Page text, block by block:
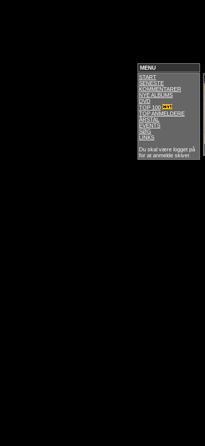
MENU
START
SENESTE
KOMMENTARER
NYE ALBUMS
DVD
TOP 100
TOP ANMELDERE
ÅRSTAL
EVENTS
SØG
LINKS
Du skal være logget på
for at anmelde skiver.